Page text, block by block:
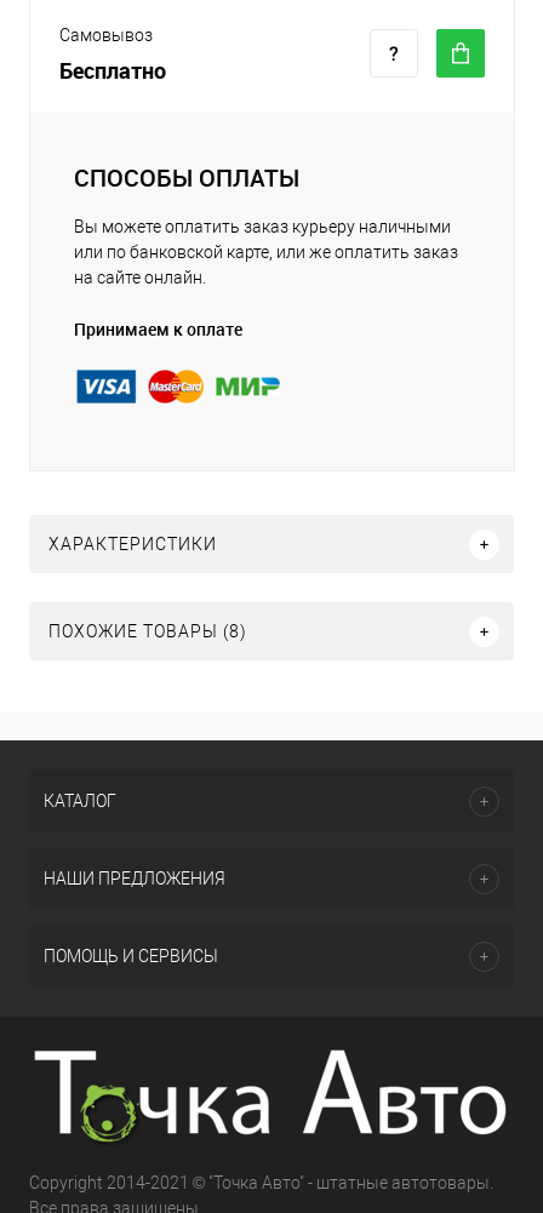
Самовывоз
Бесплатно
СПОСОБЫ ОПЛАТЫ
Вы можете оплатить заказ курьеру наличными
или по банковской карте, или же оплатить заказ
на сайте онлайн.
Принимаем к оплате
ХАРАКТЕРИСТИКИ
ПОХОЖИЕ ТОВАРЫ (8)
КАТАЛОГ
НАШИ ПРЕДЛОЖЕНИЯ
ПОМОЩЬ И СЕРВИСЫ
Copyright 2014-2021 © "Точка Авто" - штатные автотовары.
Все права защищены.